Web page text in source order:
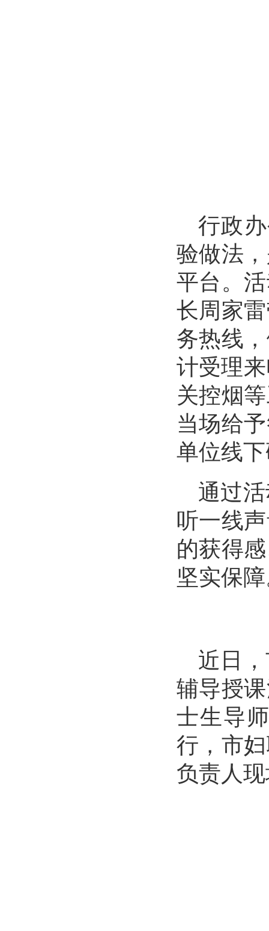
行政
验做法
平台。
长周家
务热线
计受理
关控烟
当场给
单位线
通过
听一线
的获得
坚实保
近日
辅导授
士生导
行，市
负责人